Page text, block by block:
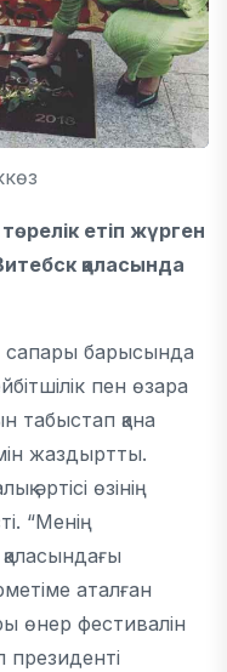
етіп жүрген
қаласында
сапары барысында
пен өзара
табыстап қана
жаздыртты.
әртісі өзінің
“Менің
аталған
өнер фестивалін